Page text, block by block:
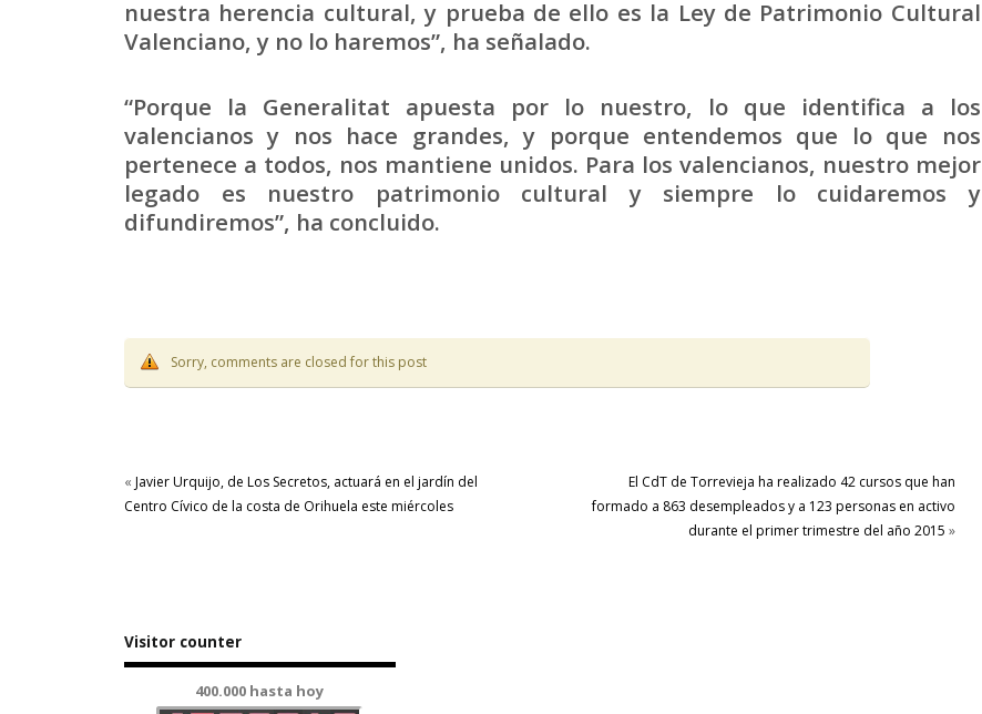
nuestra herencia cultural, y prueba de ello es la Ley de Patrimonio Cultural
Valenciano, y no lo haremos”, ha señalado.
“Porque la Generalitat apuesta por lo nuestro, lo que identifica a los
valencianos y nos hace grandes, y porque entendemos que lo que nos
pertenece a todos, nos mantiene unidos. Para los valencianos, nuestro mejor
legado es nuestro patrimonio cultural y siempre lo cuidaremos y
difundiremos”, ha concluido.
Sorry, comments are closed for this post
« Javier Urquijo, de Los Secretos, actuará en el jardín del
Centro Cívico de la costa de Orihuela este miércoles
El CdT de Torrevieja ha realizado 42 cursos que han
formado a 863 desempleados y a 123 personas en activo
durante el primer trimestre del año 2015 »
Visitor counter
400.000 hasta hoy